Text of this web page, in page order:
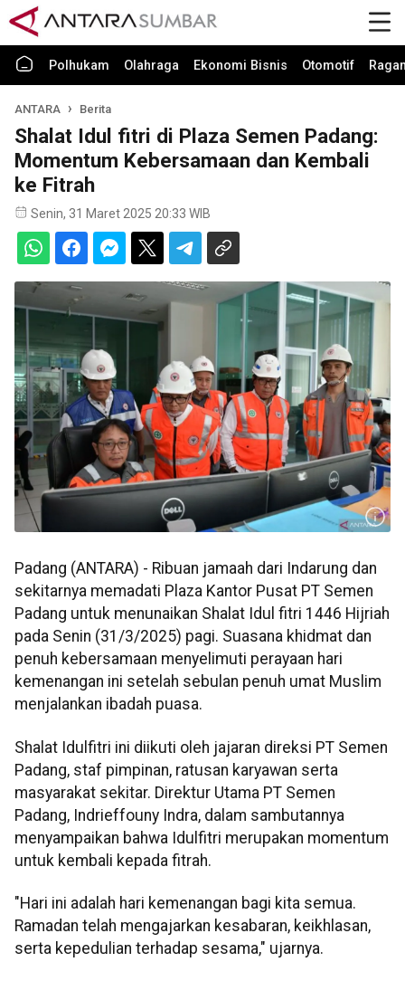
Polhukam Olahraga Ekonomi Bisnis Otomotif
ANTARA Berita
Shalat Idul fitri di Plaza Semen Padang:
Momentum Kebersamaan dan Kembali
ke Fitrah
Senin, 31 Maret 2025 20:33 WIB
Padang (ANTARA) - Ribuan jamaah dari Indarung dan
sekitarnya memadati Plaza Kantor Pusat PT Semen
Padang untuk menunaikan Shalat Idul fitri 1446 Hijriah
pada Senin (31/3/2025) pagi. Suasana khidmat dan
penuh kebersamaan menyelimuti perayaan hari
kemenangan ini setelah sebulan penuh umat Muslim
menjalankan ibadah puasa.
Shalat Idulfitri ini diikuti oleh jajaran direksi PT Semen
Padang, staf pimpinan, ratusan karyawan serta
masyarakat sekitar. Direktur Utama PT Semen
Padang, Indrieffouny Indra, dalam sambutannya
menyampaikan bahwa Idulfitri merupakan momentum
untuk kembali kepada fitrah.
"Hari ini adalah hari kemenangan bagi kita semua.
Ramadan telah mengajarkan kesabaran, keikhlasan,
serta kepedulian terhadap sesama," ujarnya.